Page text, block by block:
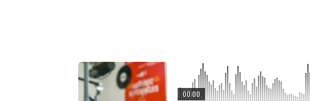
00:00